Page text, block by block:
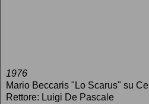
1976
Mario Beccaris "Lo Scarus" su Cel
Rettore: Luigi De Pascale